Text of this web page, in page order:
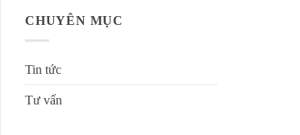
CHUYÊN MỤC
Tin tức
Tư vấn